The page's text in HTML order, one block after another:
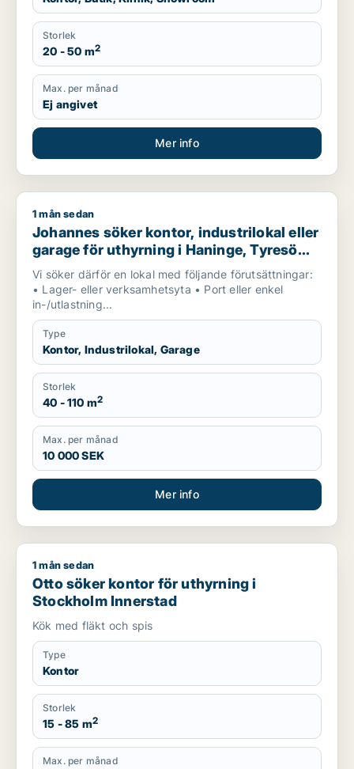
Storlek
20 - 50 m2
Max. per månad
Ej angivet
Mer info
Johannes söker kontor, industrilokal eller garage för
1 mån sedan
Johannes söker kontor, industrilokal eller
garage för uthyrning i Haninge, Tyresö
eller Nacka m.fl.
Vi söker därför en lokal med följande förutsättningar:
• Lager- eller verksamhetsyta • Port eller enkel
in-/utlastning...
Type
Kontor, Industrilokal, Garage
Storlek
40 - 110 m2
Max. per månad
10 000 SEK
Mer info
Otto söker kontor för uthyrning i Stockholm Innerstad
1 mån sedan
Otto söker kontor för uthyrning i
Stockholm Innerstad
Kök med fläkt och spis
Type
Kontor
Storlek
15 - 85 m2
Max. per månad